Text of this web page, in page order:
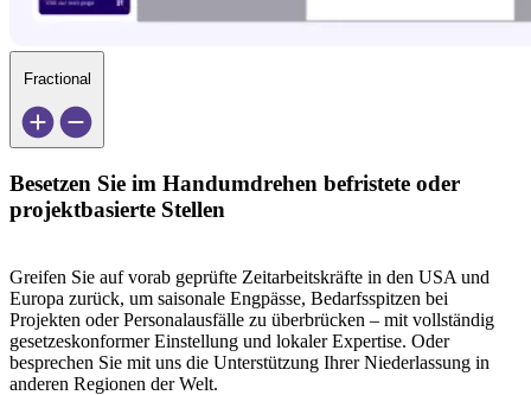
Fractional
Besetzen Sie im Handumdrehen befristete oder
projektbasierte Stellen
Greifen Sie auf vorab geprüfte Zeitarbeitskräfte in den USA und
Europa zurück, um saisonale Engpässe, Bedarfsspitzen bei
Projekten oder Personalausfälle zu überbrücken – mit vollständig
gesetzeskonformer Einstellung und lokaler Expertise. Oder
besprechen Sie mit uns die Unterstützung Ihrer Niederlassung in
anderen Regionen der Welt.